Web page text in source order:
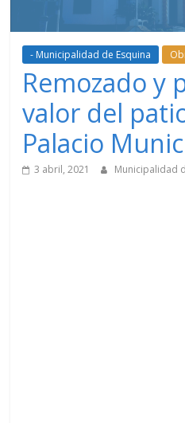
- Municipalidad de Esquina
Remozado y
valor del
Palacio
3 abril, 2021 Municipalidad